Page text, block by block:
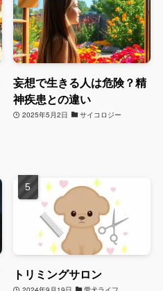
妄想で生きる人は危険？精
神疾患との違い
2025年5月2日 サイコロジー
トリミングサロン